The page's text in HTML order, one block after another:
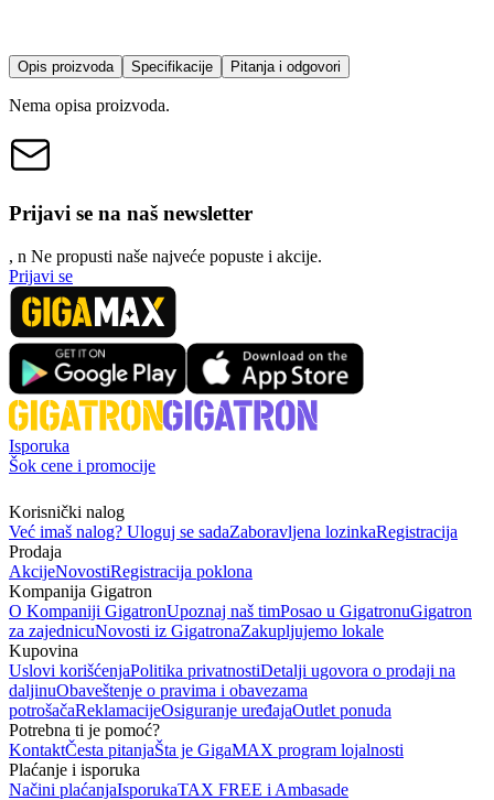
Opis proizvoda Specifikacije Pitanja i odgovori
Nema opisa proizvoda.
Prijavi se na naš newsletter
, n Ne propusti naše najveće popuste i akcije.
Prijavi se
Isporuka
Šok cene i promocije
Korisnički nalog
Već imaš nalog? Uloguj se sadaZaboravljena lozinkaRegistracija
Prodaja
AkcijeNovostiRegistracija poklona
Kompanija Gigatron
O Kompaniji GigatronUpoznaj naš timPosao u GigatronuGigatron
za zajednicuNovosti iz GigatronaZakupljujemo lokale
Kupovina
Uslovi korišćenjaPolitika privatnostiDetalji ugovora o prodaji na
daljinuObaveštenje o pravima i obavezama
potrošačaReklamacijeOsiguranje uređajaOutlet ponuda
Potrebna ti je pomoć?
KontaktČesta pitanjaŠta je GigaMAX program lojalnosti
Plaćanje i isporuka
Načini plaćanjaIsporukaTAX FREE i Ambasade